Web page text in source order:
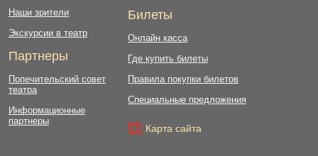
Наши зрители
Экскурсии в театр
Партнеры
Попечительский совет
театра
Информационные
партнеры
Билеты
Онлайн касса
Где купить билеты
Правила покупки билетов
Специальные предложения
Карта сайта